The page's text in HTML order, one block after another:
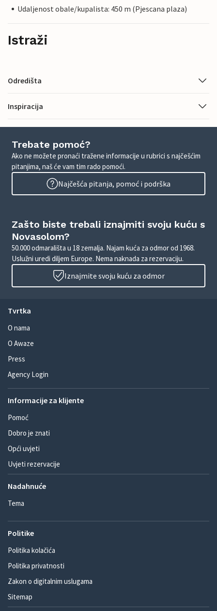
Udaljenost obale/kupalista: 450 m (Pjescana plaza)
Istraži
Odredišta
Inspiracija
Trebate pomoć?
Ako ne možete pronaći tražene informacije u rubrici s najčešćim
pitanjima, naš će vam tim rado pomoći.
Najčešća pitanja, pomoć i podrška
Zašto biste trebali iznajmiti svoju kuću s
Novasolom?
50.000 odmarališta u 18 zemalja. Najam kuća za odmor od 1968.
Uslužni uredi diljem Europe. Nema naknada za rezervaciju.
Iznajmite svoju kuću za odmor
Tvrtka
O nama
O Awaze
Press
Agency Login
Informacije za klijente
Pomoć
Dobro je znati
Opći uvjeti
Uvjeti rezervacije
Nadahnuće
Tema
Politike
Politika kolačića
Politika privatnosti
Zakon o digitalnim uslugama
Sitemap